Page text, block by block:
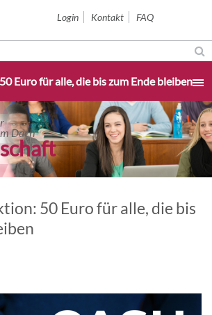
Navigation
Login Kontakt FAQ
Euro für alle, die bis zum Ende bleiben
Dach
Alles unter
einem Dach
50 Euro für alle, die bis